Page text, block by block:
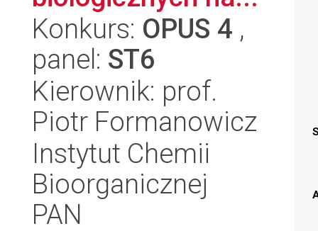
Konkurs: OPUS 4 ,
panel: ST6
Kierownik: prof.
Piotr Formanowicz
Instytut Chemii
Bioorganicznej
PAN